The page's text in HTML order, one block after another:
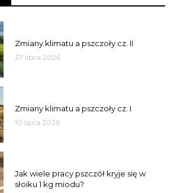
Zmiany klimatu a pszczoły cz. II
27 lipca 2026
Zmiany klimatu a pszczoły cz. I
10 lipca 2026
Jak wiele pracy pszczół kryje się w
słoiku 1 kg miodu?